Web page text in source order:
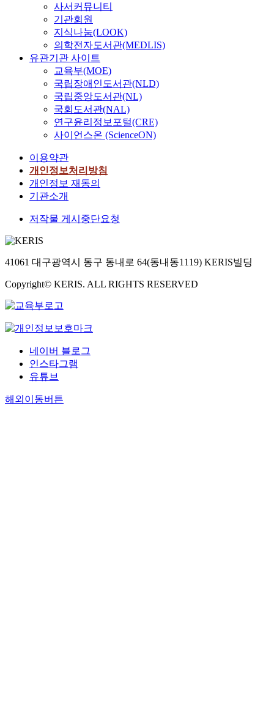
사서커뮤니티
기관회원
지식나눔(LOOK)
의학전자도서관(MEDLIS)
유관기관 사이트
교육부(MOE)
국립장애인도서관(NLD)
국립중앙도서관(NL)
국회도서관(NAL)
연구윤리정보포털(CRE)
사이언스온 (ScienceON)
이용약관
개인정보처리방침
개인정보 재동의
기관소개
저작물 게시중단요청
41061 대구광역시 동구 동내로 64(동내동1119) KERIS빌딩
Copyright© KERIS. ALL RIGHTS RESERVED
네이버 블로그
인스타그램
유튜브
해외이동버튼